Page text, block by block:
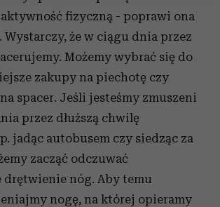
pliki cookie do spersonalizowania treści
funkcje społecznościowe i
w naszej witrynie. Informacje o tym, jak
witryny, udostępniamy partnerom
reklamowym i analitycznym.
te informacje z innymi danymi
lub uzyskanymi podczas
usług.
fizyczną - poprawi ona
że w ciągu dnia przez
Możemy wybrać się do
zakupy na piechotę czy
spacer. Jeśli jesteśmy zmuszeni
przez dłuższą chwilę
jadąc autobusem czy siedząc za
zacząć odczuwać
nóg. Aby temu
nogę, na której opieramy